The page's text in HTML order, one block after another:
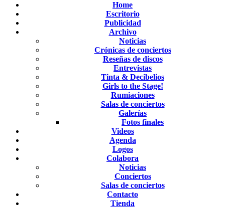
Home
Escritorio
Publicidad
Archivo
Noticias
Crónicas de conciertos
Reseñas de discos
Entrevistas
Tinta & Decibelios
Girls to the Stage!
Rumiaciones
Salas de conciertos
Galerías
Fotos finales
Videos
Agenda
Logos
Colabora
Noticias
Conciertos
Salas de conciertos
Contacto
Tienda